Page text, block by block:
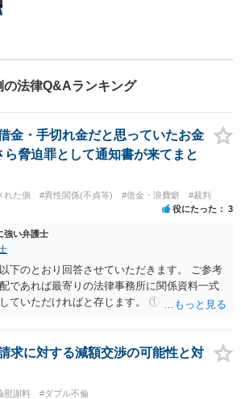
相続、インターネット上のト
ラブルに注力！！
の法律Q&Aランキング
金・手切れ金だと思っていたお金
ら脅迫罪として通知書が来てまと
れた側 #異性関係(不貞等) #借金・浪費癖 #裁判
役にたった 3
強い弁護士
下のとおり回答させていただきます。 ご参考
であれば最寄りの法律事務所に関係資料一式
ていただければと存じます。 ① このLINEの
⇒LINEを含む１００万円の貸付に至るまでの
書の内容等を踏まえて、関係を清算するため
される可能性はあると考えます。 ② 「今後一
円振り込む」というLINEや誓約書は、裁判上
求に対する減額交渉の可能性と対
慰謝料 #ダブル不倫